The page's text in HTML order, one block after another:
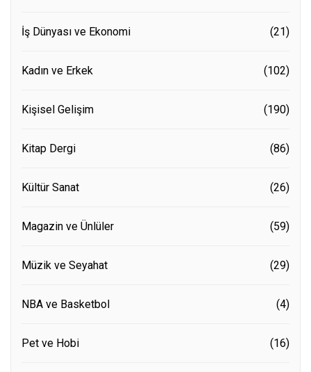
İş Dünyası ve Ekonomi (21)
Kadın ve Erkek (102)
Kişisel Gelişim (190)
Kitap Dergi (86)
Kültür Sanat (26)
Magazin ve Ünlüler (59)
Müzik ve Seyahat (29)
NBA ve Basketbol (4)
Pet ve Hobi (16)